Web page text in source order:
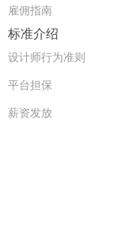
雇佣指南
标准介绍
设计师行为准则
平台担保
薪资发放